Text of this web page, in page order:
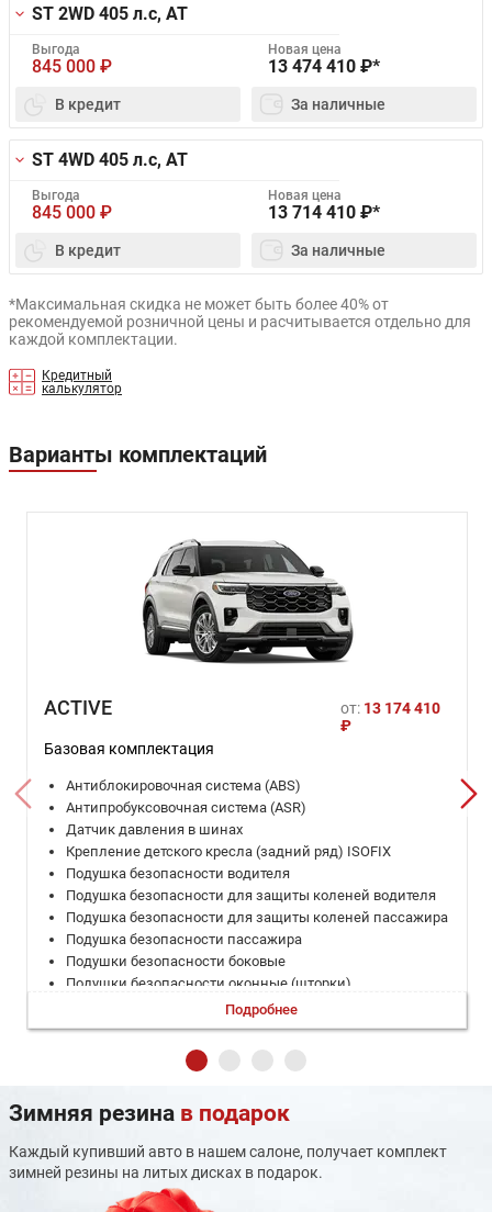
ST 2WD 405 л.с, AT
Выгода
845 000 ₽
Новая цена
13 474 410 ₽*
В кредит За наличные
ST 4WD 405 л.с, AT
Выгода
845 000 ₽
Новая цена
13 714 410 ₽*
В кредит За наличные
*Максимальная скидка не может быть более 40% от
рекомендуемой розничной цены и расчитывается отдельно для
каждой комплектации.
Кредитный
калькулятор
Варианты комплектаций
ACTIVE от: 13 174 410
₽
Базовая комплектация
Антиблокировочная система (ABS)
Антипробуксовочная система (ASR)
Датчик давления в шинах
Крепление детского кресла (задний ряд) ISOFIX
Подушка безопасности водителя
Подушка безопасности для защиты коленей водителя
Подушка безопасности для защиты коленей пассажира
Подушка безопасности пассажира
Подушки безопасности боковые
Подушки безопасности оконные (шторки)
Система помощи при торможении (BAS; EBD)
Система предупреждения о выезде из полосы
Система стабилизации (ESP)
Система удержания в полосе
Бортовой компьютер
Камера задняя
Климат-контроль многозонный
Мультифункциональное рулевое колесо
Подробнее
Зимняя резина в подарок
Каждый купивший авто в нашем салоне, получает комплект
зимней резины на литых дисках в подарок.